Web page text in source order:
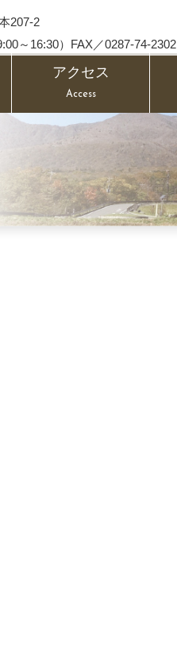
207-2
～16:30）FAX／0287-74-2302
アクセス
Access